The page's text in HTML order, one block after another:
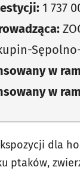
1 737
w
w
dla
ptaków,